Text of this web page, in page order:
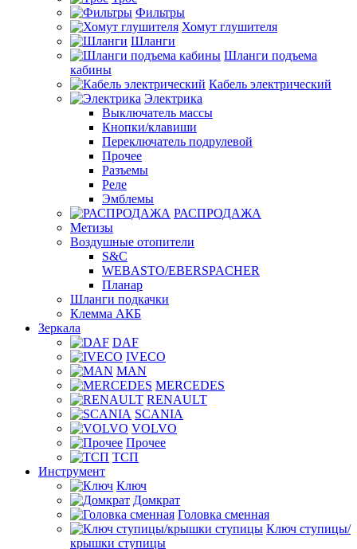
Фильтры
Хомут глушителя
Шланги
Шланги подъема
кабины
Кабель электрический
Электрика
Выключатель массы
Кнопки/клавиши
Переключатель подрулевой
Прочее
Разъемы
Реле
Эмблемы
РАСПРОДАЖА
Метизы
Воздушные отопители
S&C
WEBASTO/EBERSPACHER
Планар
Шланги подкачки
Клемма АКБ
Зеркала
DAF
IVECO
MAN
MERCEDES
RENAULT
SCANIA
VOLVO
Прочее
ТСП
Инструмент
Ключ
Домкрат
Головка сменная
Ключ ступицы/
крышки ступицы